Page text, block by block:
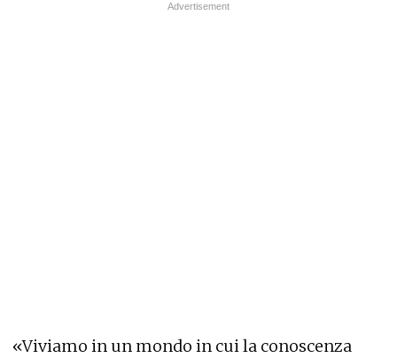
«Viviamo in un mondo in cui la conoscenza